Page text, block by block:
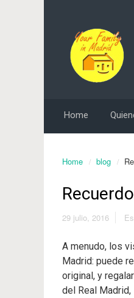
Home
Home blog
29 julio, 2016
A menudo, los
Madrid: puede
original, y
del Real